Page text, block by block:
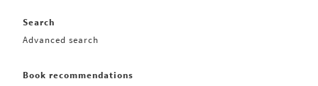
Search
Advanced search
Book recommendations